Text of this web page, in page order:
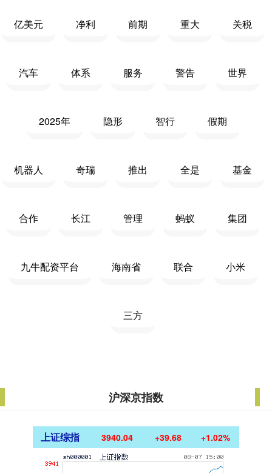
亿美元 净利 前期 重大 关税
汽车 体系 服务 警告 世界
2025年 隐形 智行 假期
机器人 奇瑞 推出 全是 基金
合作 长江 管理 蚂蚁 集团
九牛配资平台 海南省 联合 小米
三方
沪深京指数
上证综指 3940.04 +39.68 +1.02%